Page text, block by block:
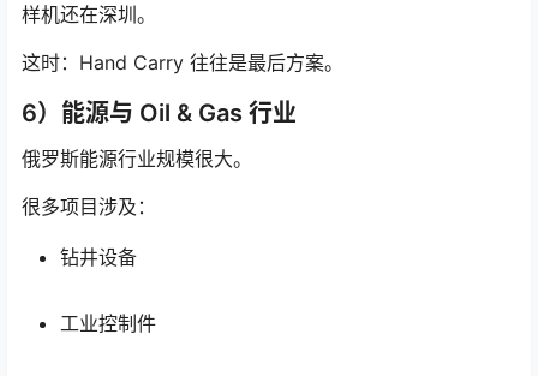
样机还在深圳。
这时：Hand Carry 往往是最后方案。
6）能源与 Oil & Gas 行业
俄罗斯能源行业规模很大。
很多项目涉及：
钻井设备
工业控制件